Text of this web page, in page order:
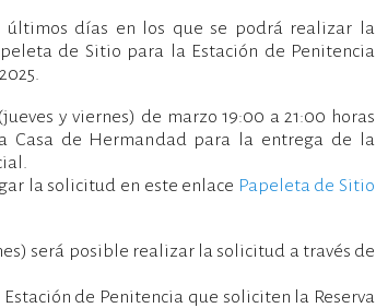
últimos días en los que se podrá realizar la
de Sitio para la Estación de Penitencia
y viernes) de marzo 19:00 a 21:00 horas
Casa de Hermandad para la entrega de la
la solicitud en este enlace Papeleta de Sitio
será posible realizar la solicitud a través de
de Penitencia que soliciten la Reserva